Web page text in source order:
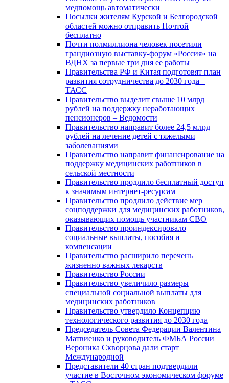
медпомощь автоматически
Посылки жителям Курской и Белгородской
областей можно отправить Почтой
бесплатно
Почти полмиллиона человек посетили
грандиозную выставку-форум «Россия» на
ВДНХ за первые три дня ее работы
Правительства РФ и Китая подготовят план
развития сотрудничества до 2030 года –
ТАСС
Правительство выделит свыше 10 млрд
рублей на поддержку неработающих
пенсионеров – Ведомости
Правительство направит более 24,5 млрд
рублей на лечение детей с тяжелыми
заболеваниями
Правительство направит финансирование на
поддержку медицинских работников в
сельской местности
Правительство продлило бесплатный доступ
к значимым интернет-ресурсам
Правительство продлило действие мер
соцподдержки для медицинских работников,
оказывающих помощь участникам СВО
Правительство проиндексировало
социальные выплаты, пособия и
компенсации
Правительство расширило перечень
жизненно важных лекарств
Правительство России
Правительство увеличило размеры
специальной социальной выплаты для
медицинских работников
Правительство утвердило Концепцию
технологического развития до 2030 года
Председатель Совета Федерации Валентина
Матвиенко и руководитель ФМБА России
Вероника Скворцова дали старт
Международной
Представители 40 стран подтвердили
участие в Восточном экономическом форуме